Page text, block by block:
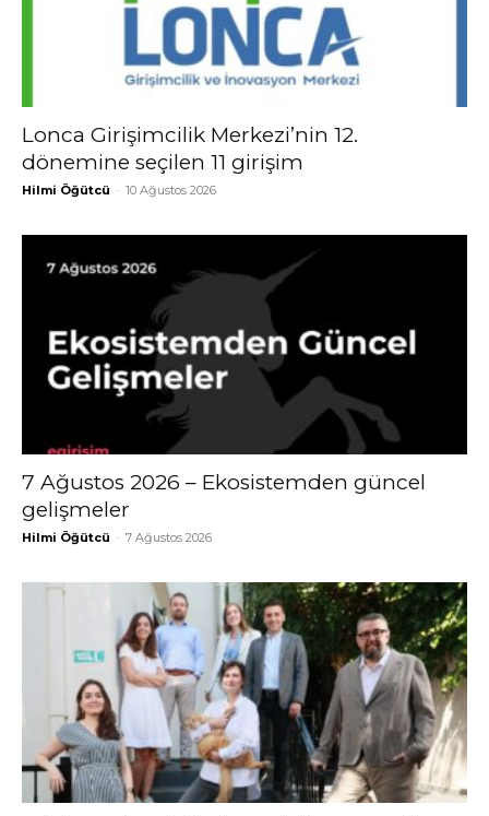
Lonca Girişimcilik Merkezi’nin 12.
dönemine seçilen 11 girişim
Hilmi Öğütcü - 10 Ağustos 2026
7 Ağustos 2026 – Ekosistemden güncel
gelişmeler
Hilmi Öğütcü - 7 Ağustos 2026